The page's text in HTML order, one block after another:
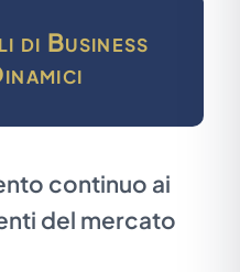
di Business
continuo ai
del mercato